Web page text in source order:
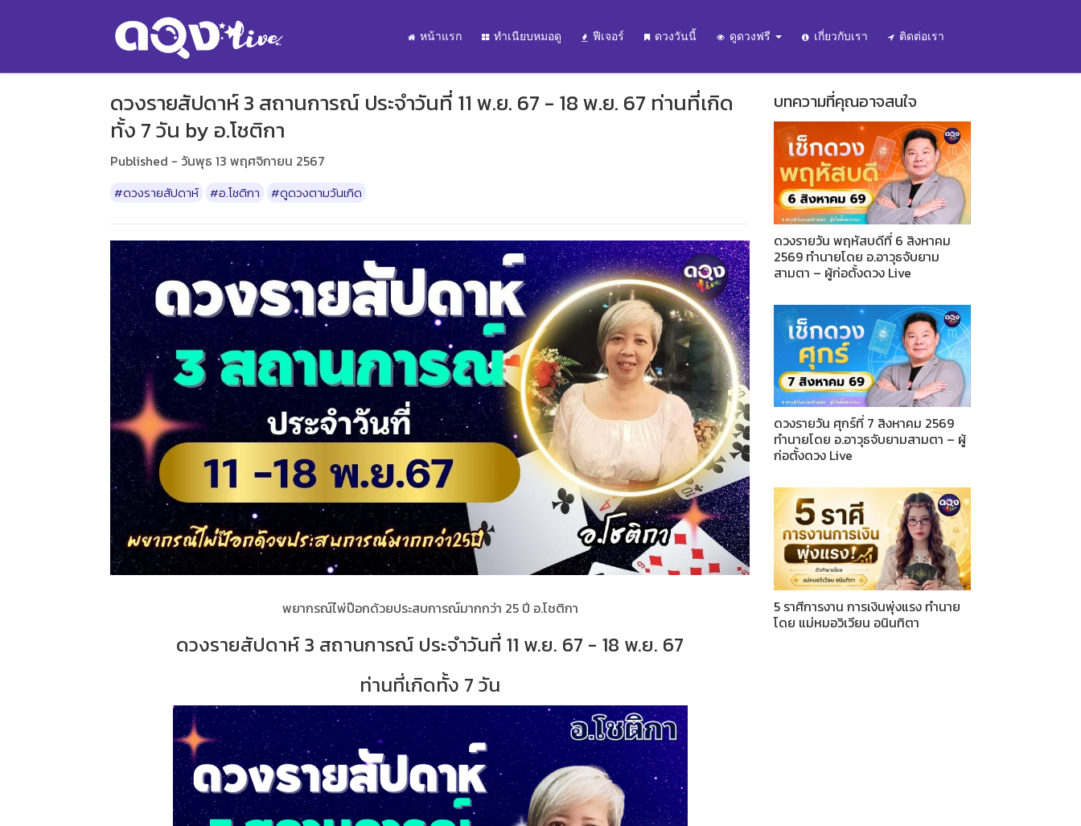
หน้าแรก ทำเนียบหมอดู ฟีเจอร์ ดวงวันนี้ ดูดวงฟรี เกี่ยวกับเรา ติดต่อเรา
ดวงรายสัปดาห์ 3 สถานการณ์ ประจำวันที่ 11 พ.ย. 67 - 18 พ.ย. 67 ท่านที่เกิด
ทั้ง 7 วัน by อ.โชติกา
Published - วันพุธ 13 พฤศจิกายน 2567
#ดวงรายสัปดาห์ #อ.โชติกา #ดูดวงตามวันเกิด
พยากรณ์ไพ่ป๊อกด้วยประสบการณ์มากกว่า 25 ปี อ.โชติกา
ดวงรายสัปดาห์ 3 สถานการณ์ ประจำวันที่ 11 พ.ย. 67 - 18 พ.ย. 67
ท่านที่เกิดทั้ง 7 วัน
บทความที่คุณอาจสนใจ
ดวงรายวัน พฤหัสบดีที่ 6 สิงหาคม
2569 ทำนายโดย อ.อาวุธจับยาม
สามตา – ผู้ก่อตั้งดวง Live
ดวงรายวัน ศุกร์ที่ 7 สิงหาคม 2569
ทำนายโดย อ.อาวุธจับยามสามตา – ผู้
ก่อตั้งดวง Live
5 ราศีการงาน การเงินพุ่งแรง ทำนาย
โดย แม่หมอวิเวียน อนินทิตา